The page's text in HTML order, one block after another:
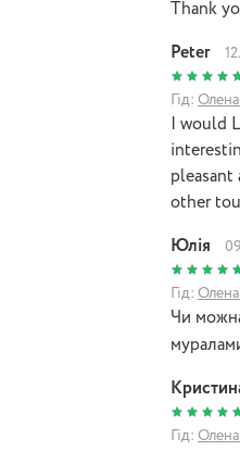
Thank
Peter
Гід:
I would
pleasant
other
Юлія
Гід:
Чи
Гід: